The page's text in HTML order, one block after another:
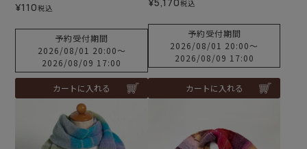
¥110税込
予約受付期間
2026/08/01 20:00〜
2026/08/09 17:00
カートに入れる
税込
予約受付期間
2026/08/01 20:00〜
2026/08/09 17:00
カートに入れる